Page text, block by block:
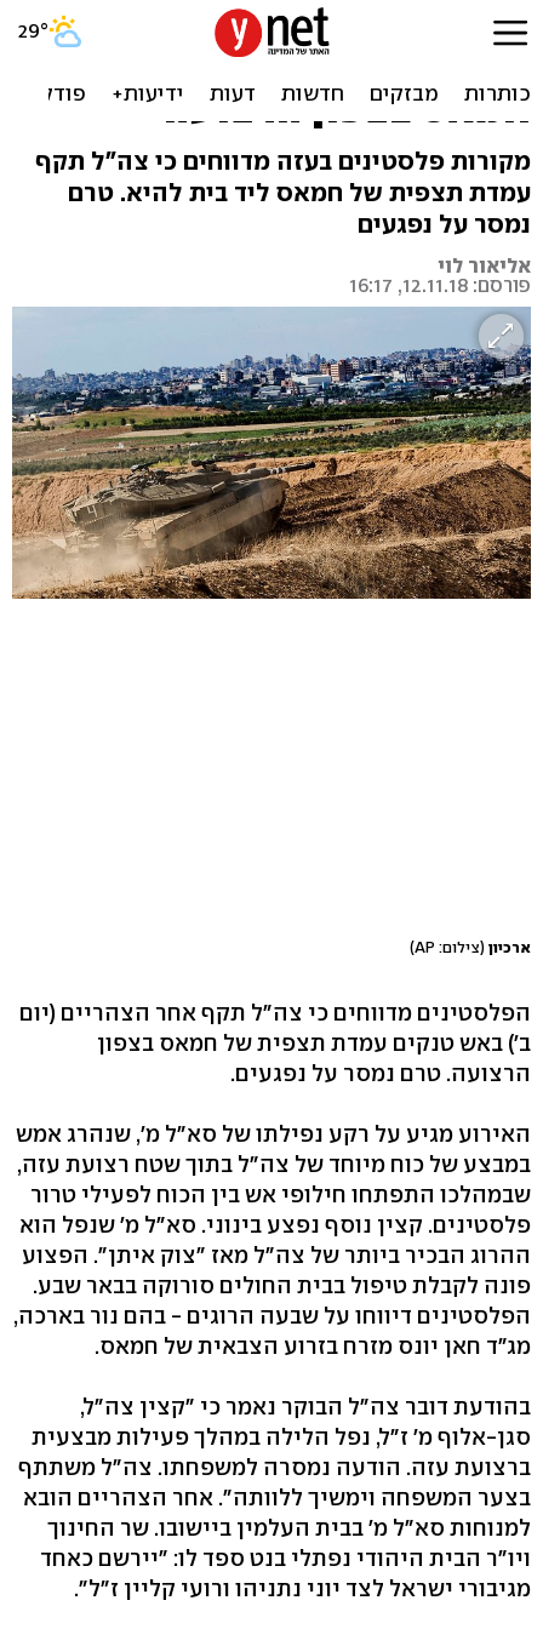
הפלסטינים: צה"ל תקף באש
טנקים עמדת תצפית של
חמאס בצפון הרצועה
מקורות פלסטינים בעזה מדווחים כי צה"ל תקף
עמדת תצפית של חמאס ליד בית להיא. טרם
נמסר על נפגעים
אליאור לוי
פורסם: 12.11.18, 16:17
ארכיון (צילום: AP)
הפלסטינים מדווחים כי צה"ל תקף אחר הצהריים (יום
ב') באש טנקים עמדת תצפית של חמאס בצפון
הרצועה. טרם נמסר על נפגעים.
האירוע מגיע על רקע נפילתו של סא"ל מ', שנהרג אמש
במבצע של כוח מיוחד של צה"ל בתוך שטח רצועת עזה,
שבמהלכו התפתחו חילופי אש בין הכוח לפעילי טרור
פלסטינים. קצין נוסף נפצע בינוני. סא"ל מ' שנפל הוא
ההרוג הבכיר ביותר של צה"ל מאז "צוק איתן". הפצוע
פונה לקבלת טיפול בבית החולים סורוקה בבאר שבע.
הפלסטינים דיווחו על שבעה הרוגים - בהם נור בארכה,
מג"ד חאן יונס מזרח בזרוע הצבאית של חמאס.
בהודעת דובר צה"ל הבוקר נאמר כי "קצין צה"ל,
סגן-אלוף מ' ז"ל, נפל הלילה במהלך פעילות מבצעית
ברצועת עזה. הודעה נמסרה למשפחתו. צה"ל משתתף
בצער המשפחה וימשיך ללוותה". אחר הצהריים הובא
למנוחות סא"ל מ' בבית העלמין ביישובו. שר החינוך
ויו"ר הבית היהודי נפתלי בנט ספד לו: "יירשם כאחד
מגיבורי ישראל לצד יוני נתניהו ורועי קליין ז"ל".